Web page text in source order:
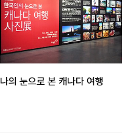
나의 눈으로 본 캐나다 여행